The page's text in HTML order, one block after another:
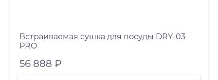
Встраиваемая сушка для посуды DRY-03
PRO
56 888 ₽